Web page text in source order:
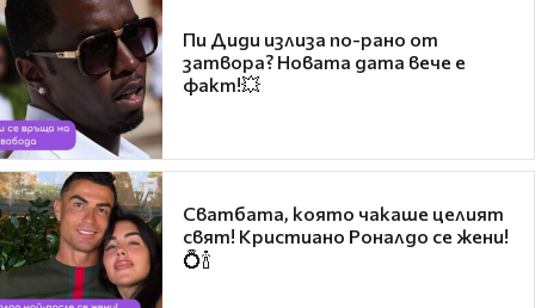
Пи Диди излиза по-рано от
затвора? Новата дата вече е
факт!💥
Сватбата, която чакаше целият
свят! Кристиано Роналдо се жени!
💍🍾